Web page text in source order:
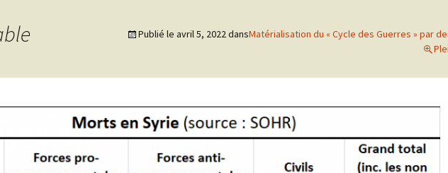
Gilets Jaunes: Analyse en
Publié le avril 5, 2022dansMatérialisation du « Cycle des Guerres » par